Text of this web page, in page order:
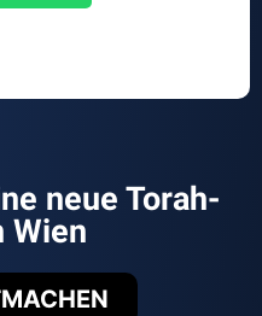
neue Torah-
Wien